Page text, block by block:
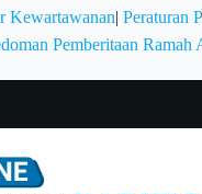
Kewartawanan| Peraturan
Pemberitaan Ramah